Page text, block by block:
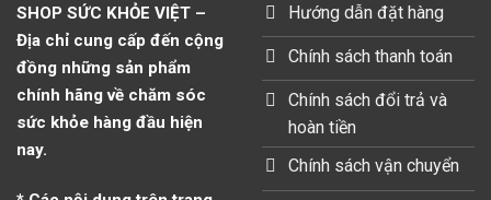
SHOP SỨC KHỎE VIỆT –
Địa chỉ cung cấp đến cộng
đồng những sản phẩm
chính hãng về chăm sóc
sức khỏe hàng đầu hiện
nay.
Hướng dẫn đặt hàng
Chính sách thanh toán
Chính sách đổi trả và
hoàn tiền
Chính sách vận chuyển